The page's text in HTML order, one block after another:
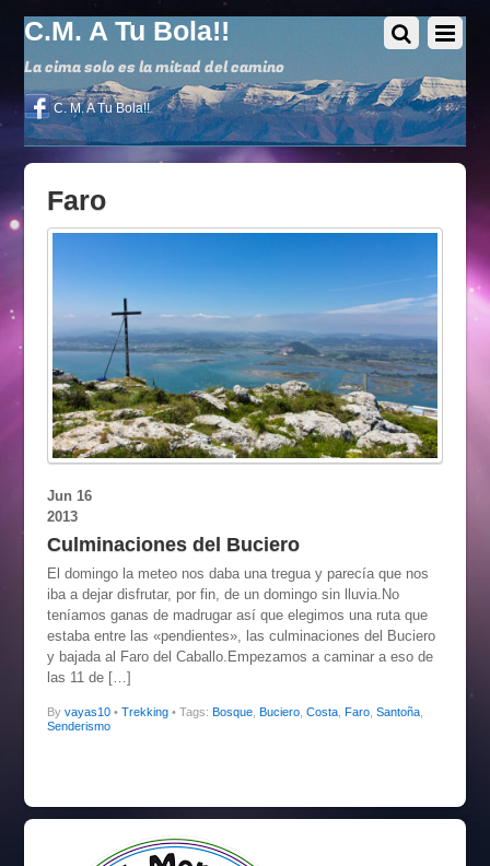
C.M. A Tu Bola!!
La cima solo es la mitad del camino
C. M. A Tu Bola!!
Faro
Jun 16
2013
Culminaciones del Buciero
El domingo la meteo nos daba una tregua y parecía que nos
iba a dejar disfrutar, por fin, de un domingo sin lluvia.No
teníamos ganas de madrugar así que elegimos una ruta que
estaba entre las «pendientes», las culminaciones del Buciero
y bajada al Faro del Caballo.Empezamos a caminar a eso de
las 11 de […]
By vayas10• Trekking • Tags: Bosque, Buciero, Costa, Faro, Santoña,
Senderismo